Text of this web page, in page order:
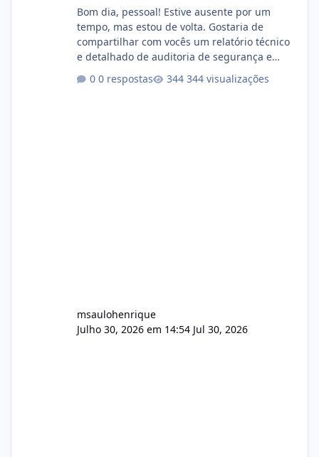
Bom dia, pessoal! Estive ausente por um
tempo, mas estou de volta. Gostaria de
compartilhar com vocês um relatório técnico
e detalhado de auditoria de segurança e
atualmente em circulação e comercialização
0 respostas 344 visualizações
msaulohenrique
Julho 30, 2026 em 14:54 Jul 30, 2026